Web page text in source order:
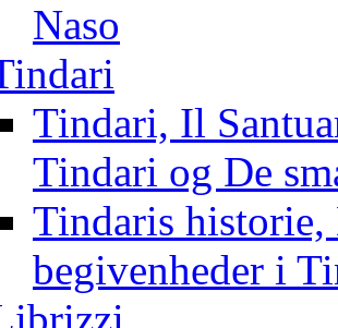
Naso
Tindari, Il
Tindari og De
Tindaris
begivenheder i